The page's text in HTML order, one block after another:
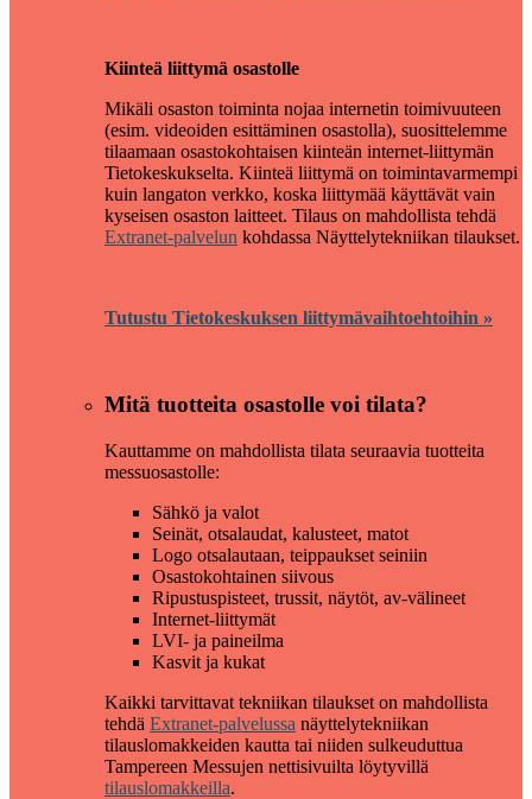
Kiinteä liittymä osastolle
Mikäli osaston toiminta nojaa internetin toimivuuteen
(esim. videoiden esittäminen osastolla), suosittelemme
tilaamaan osastokohtaisen kiinteän internet-liittymän
Tietokeskukselta. Kiinteä liittymä on toimintavarmempi
kuin langaton verkko, koska liittymää käyttävät vain
kyseisen osaston laitteet. Tilaus on mahdollista tehdä
Extranet-palvelun kohdassa Näyttelytekniikan tilaukset.
Tutustu Tietokeskuksen liittymävaihtoehtoihin »
Mitä tuotteita osastolle voi tilata?
Kauttamme on mahdollista tilata seuraavia tuotteita
messuosastolle:
Sähkö ja valot
Seinät, otsalaudat, kalusteet, matot
Logo otsalautaan, teippaukset seiniin
Osastokohtainen siivous
Ripustuspisteet, trussit, näytöt, av-välineet
Internet-liittymät
LVI- ja paineilma
Kasvit ja kukat
Kaikki tarvittavat tekniikan tilaukset on mahdollista
tehdä Extranet-palvelussa näyttelytekniikan
tilauslomakkeiden kautta tai niiden sulkeuduttua
Tampereen Messujen nettisivuilta löytyvillä
tilauslomakkeilla.